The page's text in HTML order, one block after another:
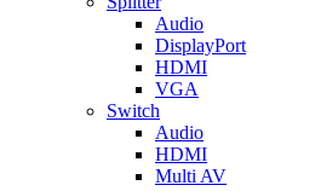
Audio
DisplayPort
HDMI
VGA
Switch
Audio
HDMI
Multi AV